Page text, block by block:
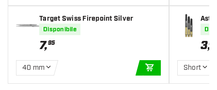
Target Swiss Firepoint Silver
Disponibile
7,95
40 mm
AGGIUNGI AL
3,95
Short